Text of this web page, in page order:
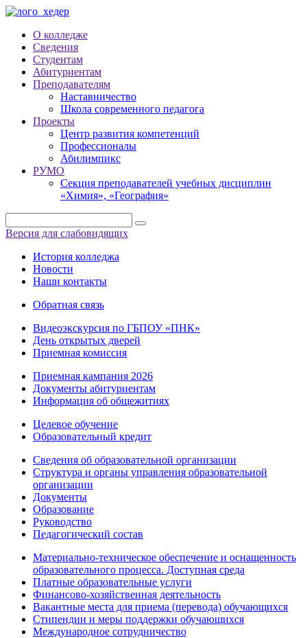
О колледже
Сведения
Студентам
Абитуриентам
Преподавателям
Наставничество
Школа современного педагога
Проекты
Центр развития компетенций
Профессионалы
Абилимпикс
РУМО
Секция преподавателей учебных дисциплин
«Химия», «География»
Версия для слабовидящих
История колледжа
Новости
Наши контакты
Обратная связь
Видеоэкскурсия по ГБПОУ «ПНК»
День открытых дверей
Приемная комиссия
Приемная кампания 2026
Дoкументы абитуриентам
Информация об общежитиях
Целевое обучение
Образовательный кредит
Сведения об образовательной организации
Структура и органы управления образовательной
организации
Документы
Образование
Руководство
Педагогический состав
Материально-техническое обеспечение и оснащенность
образовательного процесса. Доступная среда
Платные образовательные услуги
Финансово-хозяйственная деятельность
Вакантные места для приема (перевода) обучающихся
Стипендии и меры поддержки обучающихся
Международное сотрудничество